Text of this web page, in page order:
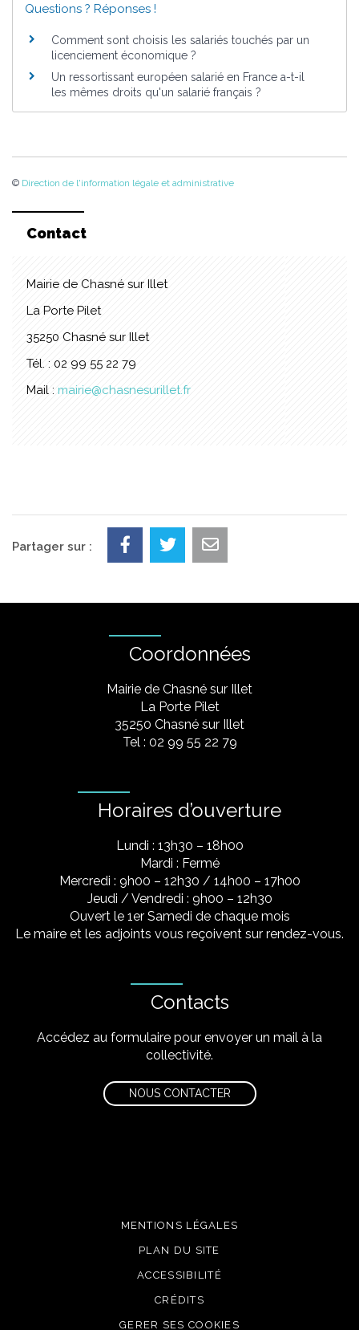
Questions ? Réponses !
Comment sont choisis les salariés touchés par un
licenciement économique ?
Un ressortissant européen salarié en France a-t-il
les mêmes droits qu'un salarié français ?
© Direction de l'information légale et administrative
Contact
Mairie de Chasné sur Illet
La Porte Pilet
35250 Chasné sur Illet
Tél. : 02 99 55 22 79
Mail : mairie@chasnesurillet.fr
Partager sur :
Coordonnées
Mairie de Chasné sur Illet
La Porte Pilet
35250 Chasné sur Illet
Tel : 02 99 55 22 79
Horaires d’ouverture
Lundi : 13h30 – 18h00
Mardi : Fermé
Mercredi : 9h00 – 12h30 / 14h00 – 17h00
Jeudi / Vendredi : 9h00 – 12h30
Ouvert le 1er Samedi de chaque mois
Le maire et les adjoints vous reçoivent sur rendez-vous.
Contacts
Accédez au formulaire pour envoyer un mail à la
collectivité.
NOUS CONTACTER
MENTIONS LÉGALES
PLAN DU SITE
ACCESSIBILITÉ
CRÉDITS
GERER SES COOKIES